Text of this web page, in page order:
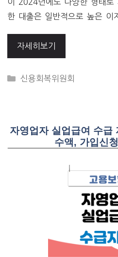
이 2024년에도 다양한 형태로
한 대출은 일반적으로 높은 이
자세히보기
CATEGORIES
신용회복위원회
자영업자 실업급여 수급
수액, 가입신